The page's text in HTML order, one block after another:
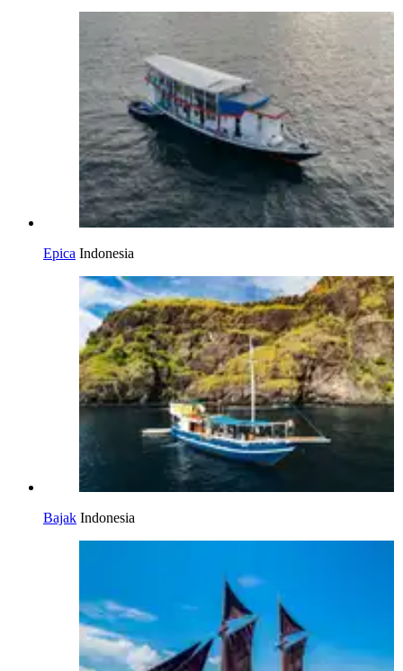
Epica Indonesia
Bajak Indonesia